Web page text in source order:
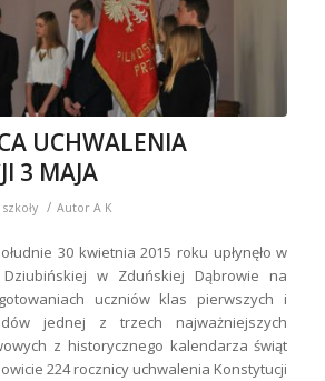
UCHWALENIA
3 MAJA
/ Autor A K
30 kwietnia 2015 roku upłynęło w
Dziubińskiej w Zduńskiej Dąbrowie na
uczniów klas pierwszych i
jednej z trzech najważniejszych
z historycznego kalendarza świąt
224 rocznicy uchwalenia Konstytucji